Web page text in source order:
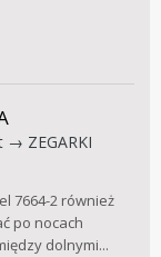
→ ZEGARKI
7664-2 również
po nocach
dolnymi...